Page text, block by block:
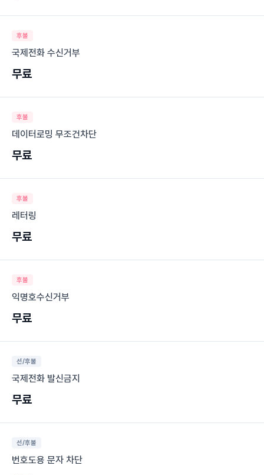
후불
국제전화 수신거부
무료
후불
데이터로밍 무조건차단
무료
후불
레터링
무료
후불
익명호수신거부
무료
선/후불
국제전화 발신금지
무료
선/후불
번호도용 문자 차단